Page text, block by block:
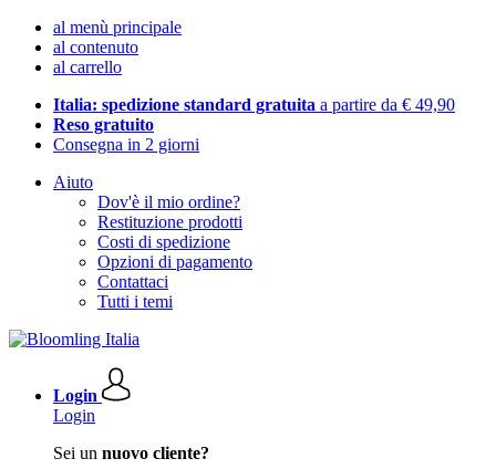
al menù principale
al contenuto
al carrello
Italia: spedizione standard gratuita a partire da € 49,90
Reso gratuito
Consegna in 2 giorni
Aiuto
Dov'è il mio ordine?
Restituzione prodotti
Costi di spedizione
Opzioni di pagamento
Contattaci
Tutti i temi
Login
Login
Sei un nuovo cliente?